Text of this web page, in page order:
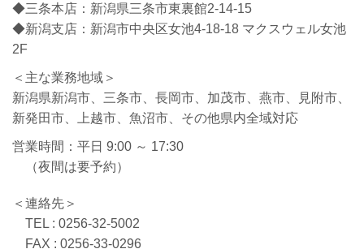
◆三条本店：新潟県三条市東裏館2-14-15
◆新潟支店：新潟市中央区女池4-18-18 マクスウェル女池
2F
＜主な業務地域＞
新潟県新潟市、三条市、長岡市、加茂市、燕市、見附市、
新発田市、上越市、魚沼市、その他県内全域対応
営業時間：平日 9:00 ～ 17:30
（夜間は要予約）
＜連絡先＞
TEL : 0256-32-5002
FAX : 0256-33-0296